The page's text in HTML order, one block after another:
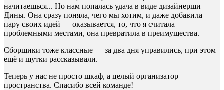
начитаешься... Но нам попалась удача в виде дизайнерши
Дины. Она сразу поняла, чего мы хотим, и даже добавила
пару своих идей — оказывается, то, что я считала
проблемными местами, она превратила в преимущества.
Сборщики тоже классные — за два дня управились, при этом
ещё и шутки рассказывали.
Теперь у нас не просто шкаф, а целый организатор
пространства. Спасибо всей команде!